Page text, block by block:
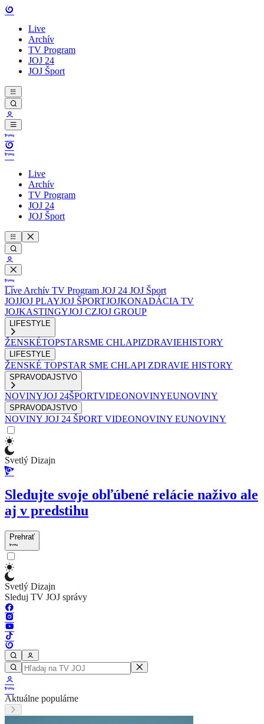
Live
Archív
TV Program
JOJ 24
JOJ Šport
Live
Archív
TV Program
JOJ 24
JOJ Šport
Live Archív TV Program JOJ 24 JOJ Šport
JOJJOJ PLAYJOJ ŠPORTJOJKONADÁCIA TV
JOJKASTINGYJOJ CZJOJ GROUP
LIFESTYLE
ŽENSKÉTOPSTARSME CHLAPIZDRAVIEHISTORY
LIFESTYLE
ŽENSKÉ TOPSTAR SME CHLAPI ZDRAVIE HISTORY
SPRAVODAJSTVO
NOVINYJOJ 24ŠPORTVIDEONOVINYEUNOVINY
SPRAVODAJSTVO
NOVINY JOJ 24 ŠPORT VIDEONOVINY EUNOVINY
Svetlý Dizajn
Sledujte svoje obľúbené relácie naživo ale
aj v predstihu
Prehrať
Svetlý Dizajn
Sleduj TV JOJ správy
Aktuálne populárne